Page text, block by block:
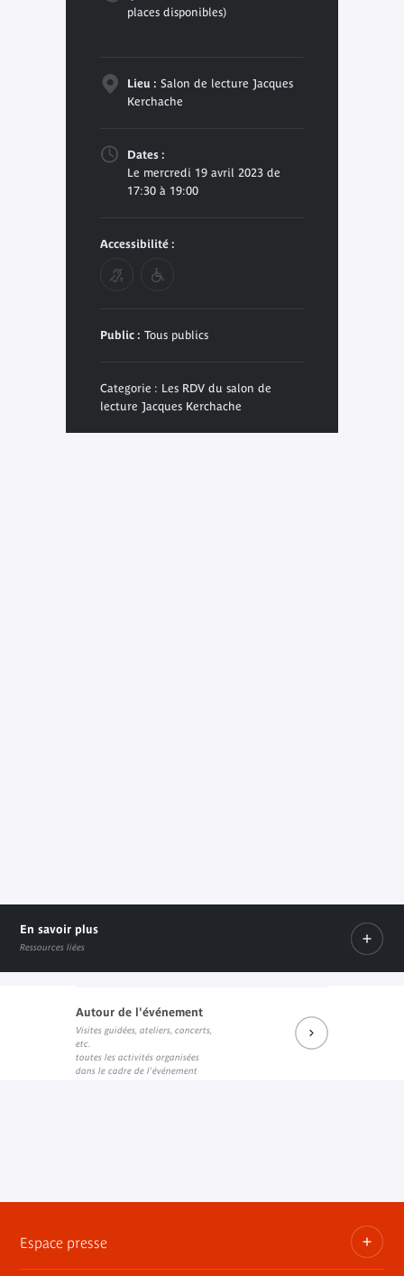
places disponibles)
Lieu : Salon de lecture Jacques
Kerchache
Dates :
Le mercredi 19 avril 2023 de
17:30 à 19:00
Accessibilité :
Public : Tous publics
Categorie : Les RDV du salon de
lecture Jacques Kerchache
En savoir plus
Ressources liées
Prochains rendez-vous du salon de lecture J.K.
Lien externe
Réécouter les dernières rencontres
Lien externe
Les prochains rendez-vous
Lien externe
Autour de l'événement
Visites guidées, ateliers, concerts,
etc.
toutes les activités organisées
dans le cadre de l'événement
Espace presse